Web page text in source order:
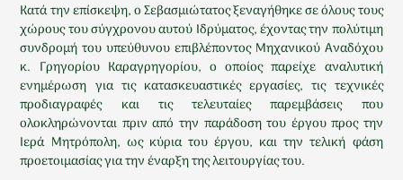
Κατά την επίσκεψη, ο Σεβασμιώτατος ξεναγήθηκε σε όλους τους
χώρους του σύγχρονου αυτού Ιδρύματος, έχοντας την πολύτιμη
συνδρομή του υπεύθυνου επιβλέποντος Μηχανικού Αναδόχου
κ. Γρηγορίου Καραγρηγορίου, ο οποίος παρείχε αναλυτική
ενημέρωση για τις κατασκευαστικές εργασίες, τις τεχνικές
προδιαγραφές και τις τελευταίες παρεμβάσεις που
ολοκληρώνονται πριν από την παράδοση του έργου προς την
Ιερά Μητρόπολη, ως κύρια του έργου, και την τελική φάση
προετοιμασίας για την έναρξη της λειτουργίας του.